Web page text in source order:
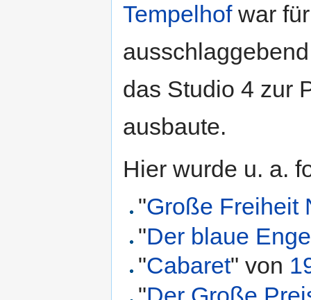
Tempelhofwar
das Studio 4 zur
ausbaute.
Hier wurde u. a.
"Große Freiheit
"Der blaue
"Cabaret" von